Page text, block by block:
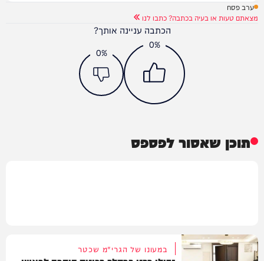
ערב פסח
מצאתם טעות או בעיה בכתבה? כתבו לנו
הכתבה עניינה אותך?
0%
0%
תוכן שאסור לפספס
במעונו של הגרי"מ שכטר